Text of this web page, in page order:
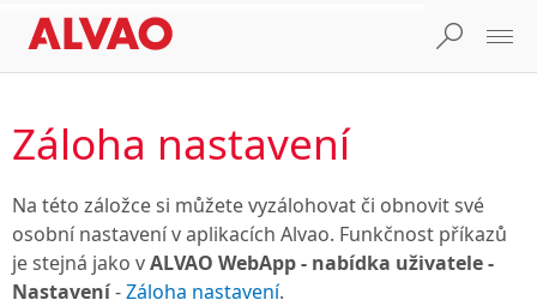
Záloha nastavení
Na této záložce si můžete vyzálohovat či obnovit své
osobní nastavení v aplikacích Alvao. Funkčnost příkazů
je stejná jako vALVAO WebApp - nabídka uživatele -
Nastavení-Záloha nastavení.